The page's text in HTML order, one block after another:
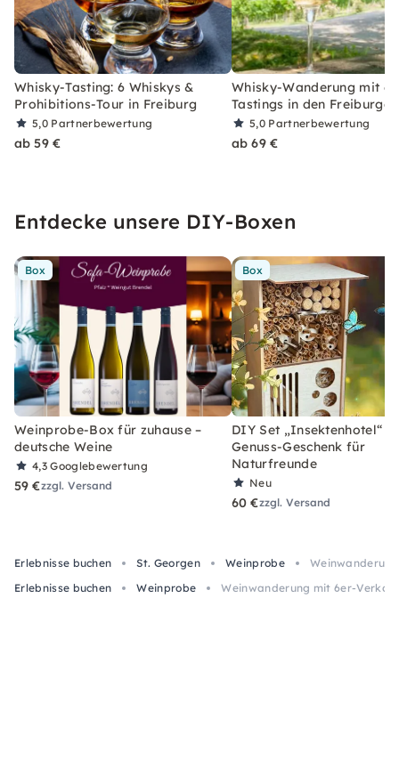
Whisky-Tasting: 6 Whiskys &
Prohibitions-Tour in Freiburg
5,0 Partnerbewertung
ab 59 €
Whisky-Wanderung mit 6
Tastings in den Freiburger
5,0 Partnerbewertung
ab 69 €
Entdecke unsere DIY-Boxen
Box
Weinprobe-Box für zuhause –
deutsche Weine
4,3Googlebewertung
59 €zzgl. Versand
Box
DIY Set „Insektenhotel“ –
Genuss-Geschenk für
Naturfreunde
Neu
60 €zzgl. Versand
Erlebnisse buchen St. Georgen Weinprobe
Erlebnisse buchen
Weinprobe Weinwanderung mit 6er-